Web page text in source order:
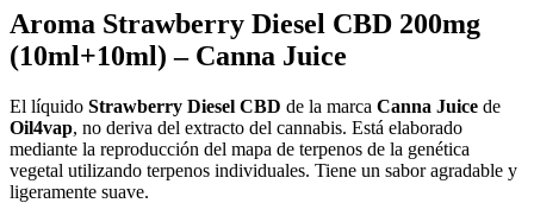
Aroma Strawberry Diesel CBD 200mg
(10ml+10ml) – Canna Juice
El líquido Strawberry Diesel CBD de la marca Canna Juice de
Oil4vap, no deriva del extracto del cannabis. Está elaborado
mediante la reproducción del mapa de terpenos de la genética
vegetal utilizando terpenos individuales. Tiene un sabor agradable y
ligeramente suave.